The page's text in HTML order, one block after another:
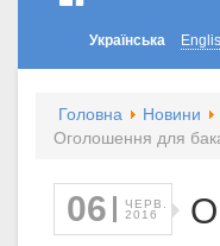
Українська
Головна
Новини
Оголошення для
06
ЧЕРВ.
2016